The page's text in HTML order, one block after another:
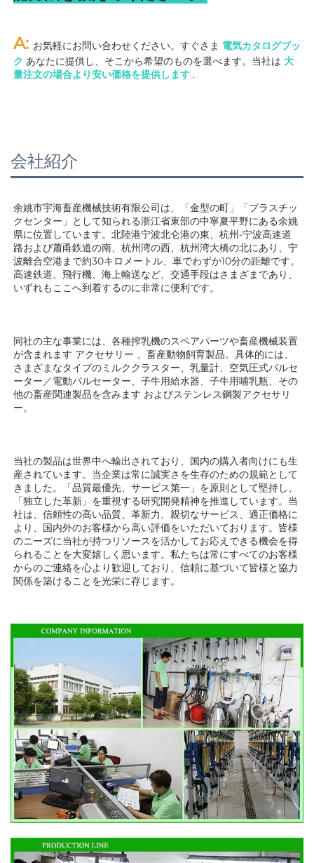
A: お気軽にお問い合わせください。すぐさま 電気カタログブッ
ク あなたに提供し、そこから希望のものを選べます。当社は 大
量注文の場合より安い価格を提供します .
会社紹介
余姚市宇海畜産機械技術有限公司は、「金型の町」「プラスチッ
クセンター」として知られる浙江省東部の中寧夏平野にある余姚
県に位置しています。北陸港宁波北仑港の東、杭州-宁波高速道
路および蕭甬鉄道の南、杭州湾の西、杭州湾大橋の北にあり、宁
波離合空港まで約30キロメートル、車でわずか10分の距離です。
高速鉄道、飛行機、海上輸送など、交通手段はさまざまであり、
いずれもここへ到着するのに非常に便利です。
同社の主な事業には、各種搾乳機のスペアパーツや畜産機械装置
が含まれます アクセサリー 、畜産動物飼育製品。具体的には、
さまざまなタイプのミルククラスター、乳量計、空気圧式パルセ
ーター／電動パルセーター、子牛用給水器、子牛用哺乳瓶、その
他の畜産関連製品を含みます およびステンレス鋼製アクセサリ
ー。
当社の製品は世界中へ輸出されており、国内の購入者向けにも生
産されています。当企業は常に誠実さを生存のための規範として
きました。「品質最優先、サービス第一」を原則として堅持し、
「独立した革新」を重視する研究開発精神を推進しています。当
社は、信頼性の高い品質、革新力、親切なサービス、適正価格に
より、国内外のお客様から高い評価をいただいております。皆様
のニーズに当社が持つリソースを活かしてお応えできる機会を得
られることを大変嬉しく思います。私たちは常にすべてのお客様
からのご連絡を心より歓迎しており、信頼に基づいて皆様と協力
関係を築けることを光栄に存じます。